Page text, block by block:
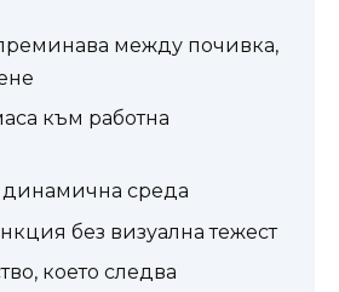
между почивка,
към работна
динамична среда
без визуална тежест
което следва